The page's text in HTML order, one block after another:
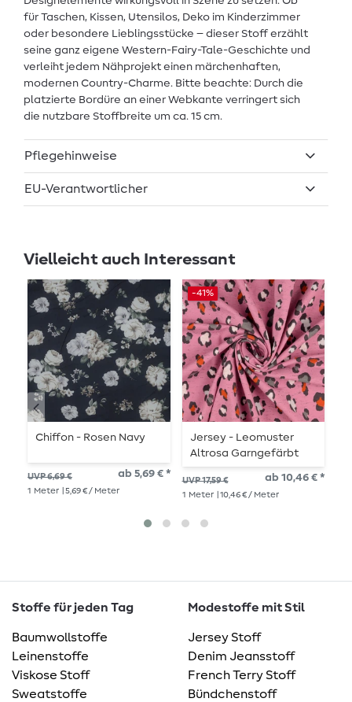
für Taschen, Kissen, Utensilos, Deko im Kinderzimmer
oder besondere Lieblingsstücke – dieser Stoff erzählt
seine ganz eigene Western-Fairy-Tale-Geschichte und
verleiht jedem Nähprojekt einen märchenhaften,
modernen Country-Charme. Bitte beachte: Durch die
platzierte Bordüre an einer Webkante verringert sich
die nutzbare Stoffbreite um ca. 15 cm.
Pflegehinweise
EU-Verantwortlicher
Vielleicht auch Interessant
Chiffon - Rosen Navy
UVP 6,69 € ab 5,69 € *
1 Meter | 5,69 € / Meter
-41%
Jersey - Leomuster
Altrosa Garngefärbt
UVP 17,59 € ab 10,46 € *
1 Meter | 10,46 € / Meter
Stoffe für jeden Tag
Baumwollstoffe
Leinenstoffe
Viskose Stoff
Sweatstoffe
Modestoffe mit Stil
Jersey Stoff
Denim Jeansstoff
French Terry Stoff
Bündchenstoff